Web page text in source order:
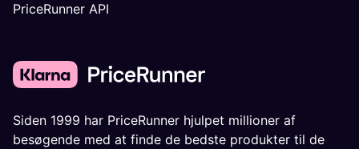
PriceRunner API
Siden 1999 har PriceRunner hjulpet millioner af
besøgende med at finde de bedste produkter til de